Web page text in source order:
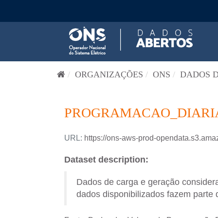
ORGANIZAÇÕES ONS DADOS
URL: https://ons-aws-prod-
Dataset description:
Dados de carga e geração
dados disponibilizados fazem parte